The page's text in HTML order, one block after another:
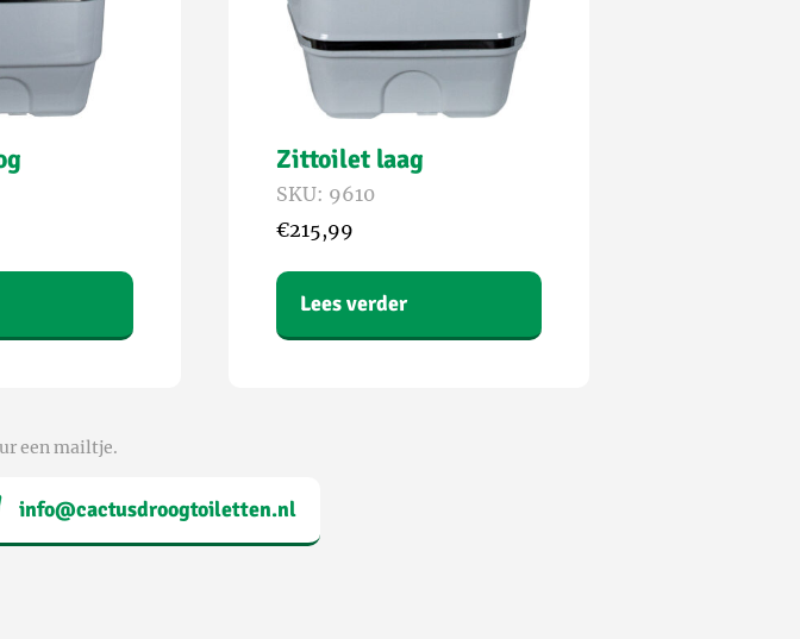
Zittoilet laag
SKU: 9610
€215,99
Lees verder
een mailtje.
info@cactusdroogtoiletten.nl